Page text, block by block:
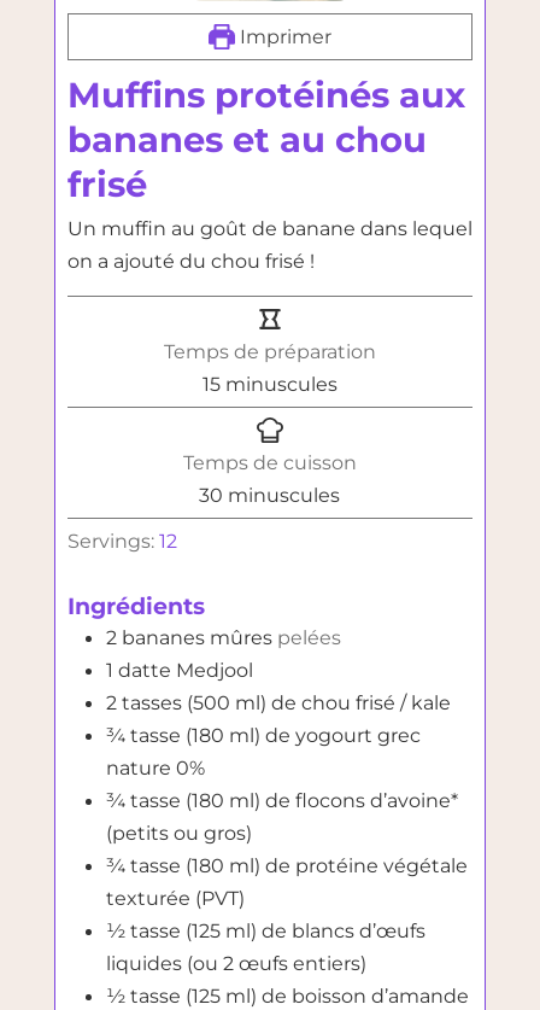
Imprimer
Muffins protéinés aux
bananes et au chou
frisé
Un muffin au goût de banane dans lequel
on a ajouté du chou frisé !
Temps de préparation
15minutes
minuscules
Temps de cuisson
30 minutes
minuscules
Servings: 12
Ingrédients
2 bananes mûres pelées
1 datte Medjool
2 tasses (500 ml) de chou frisé / kale
¾ tasse (180 ml) de yogourt grec
nature 0%
¾ tasse (180 ml) de flocons d’avoine*
(petits ou gros)
¾ tasse (180 ml) de protéine végétale
texturée (PVT)
½ tasse (125 ml) de blancs d’œufs
liquides (ou 2 œufs entiers)
½ tasse (125 ml) de boisson d’amande